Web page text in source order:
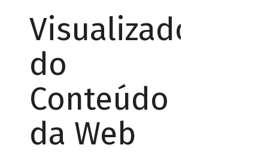
Visualizador
do
Conteúdo
da Web